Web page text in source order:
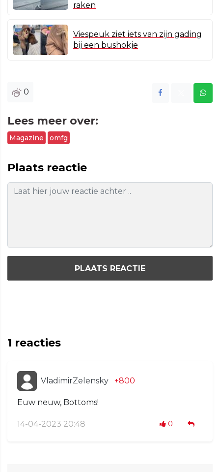
raken
Viespeuk ziet iets van zijn gading
bij een bushokje
0
Lees meer over:
Magazine omfg
Plaats reactie
PLAATS REACTIE
1 reacties
VladimirZelensky +800
Euw neuw, Bottoms!
14-04-2023 20:48 0